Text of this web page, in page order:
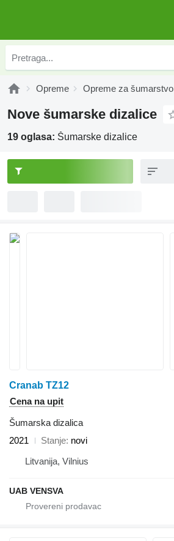
Opreme Opreme za šumarstvo
Nove šumarske dizalice
19 oglasa: Šumarske dizalice
Cranab TZ12
Cena na upit
Šumarska dizalica
2021
Stanje novi
Litvanija, Vilnius
UAB VENSVA